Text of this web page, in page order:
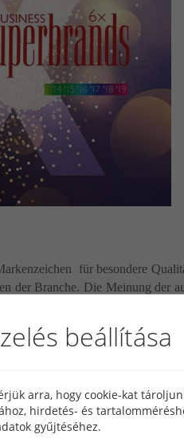
für besondere
der Branche. Die Meinung der
richtigen Weg sind und unsere
der Branche und des Landes
bestrebt, diese immer wieder zu
sie bietet auch die Garantie
Rückmeldung über den Brand, die
dem bisherigen Erfolg und der
beállítása
arra, hogy cookie-kat
hirdetés- és
gyűjtéséhez.